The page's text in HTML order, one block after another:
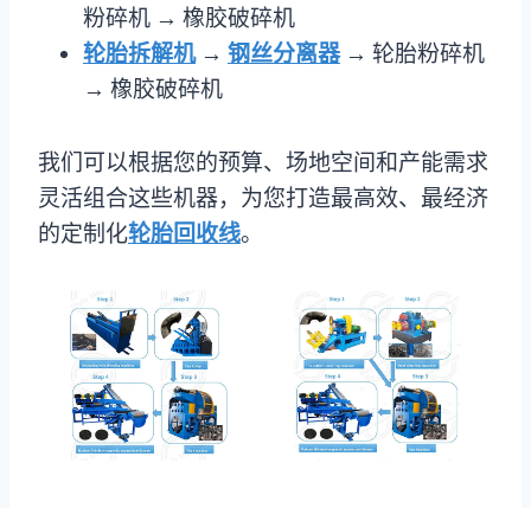
粉碎机 → 橡胶破碎机
轮胎拆解机→ 钢丝分离器→ 轮胎粉碎机
→ 橡胶破碎机
我们可以根据您的预算、场地空间和产能需求
灵活组合这些机器，为您打造最高效、最经济
的定制化轮胎回收线。